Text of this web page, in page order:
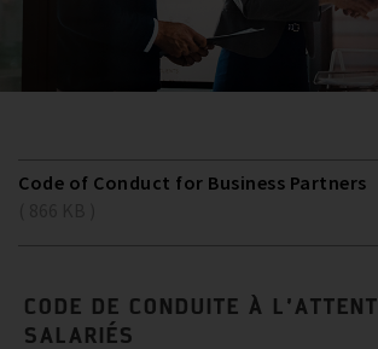
Code of Conduct for Business Partners
CODE DE CONDUITE À
SALARIÉS